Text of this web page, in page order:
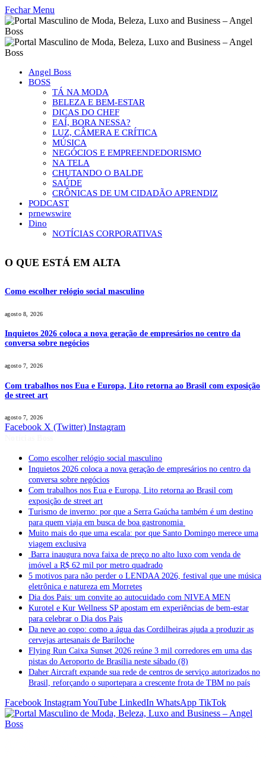
Fechar Menu
Angel Boss
BOSS
TÁ NA MODA
BELEZA E BEM-ESTAR
DICAS DO CHEF
EAÍ, BORA NESSA?
LUZ, CÂMERA E CRÍTICA
MÚSICA
NEGÓCIOS E EMPREENDEDORISMO
NA TELA
CHUTANDO O BALDE
SAÚDE
CRÔNICAS DE UM CIDADÃO APRENDIZ
PODCAST
prnewswire
Dino
NOTÍCIAS CORPORATIVAS
O QUE ESTÁ EM ALTA
Como escolher relógio social masculino
agosto 8, 2026
Inquietos 2026 coloca a nova geração de empresários no centro da
conversa sobre negócios
agosto 7, 2026
Com trabalhos nos Eua e Europa, Lito retorna ao Brasil com exposição
de street art
agosto 7, 2026
Facebook X (Twitter) Instagram
Como escolher relógio social masculino
Inquietos 2026 coloca a nova geração de empresários no centro da
conversa sobre negócios
Com trabalhos nos Eua e Europa, Lito retorna ao Brasil com
exposição de street art
Turismo de inverno: por que a Serra Gaúcha também é um destino
para quem viaja em busca de boa gastronomia
Muito mais do que uma escala: por que Santo Domingo merece uma
viagem exclusiva
Barra inaugura nova faixa de preço no alto luxo com venda de
imóvel a R$ 62 mil por metro quadrado
5 motivos para não perder o LENDAA 2026, festival que une música
eletrônica e natureza em Morretes
Dia dos Pais: um convite ao autocuidado com NIVEA MEN
Kurotel e Kur Wellness SP apostam em experiências de bem-estar
para celebrar o Dia dos Pais
Da neve ao copo: como a água das Cordilheiras ajuda a produzir as
cervejas artesanais de Bariloche
Flying Run Caixa Sunset 2026 reúne 3 mil corredores em uma das
pistas do Aeroporto de Brasília neste sábado (8)
Daher Aircraft expande sua rede de centros de serviço autorizados no
Brasil, reforçando o suportepara a crescente frota de TBM no país
Facebook InstagramYouTube LinkedIn WhatsApp TikTok